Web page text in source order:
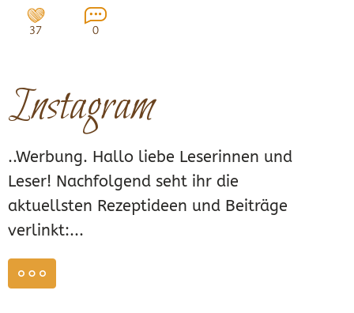
37 0
Instagram
..Werbung. Hallo liebe Leserinnen und
Leser! Nachfolgend seht ihr die
aktuellsten Rezeptideen und Beiträge
verlinkt:...